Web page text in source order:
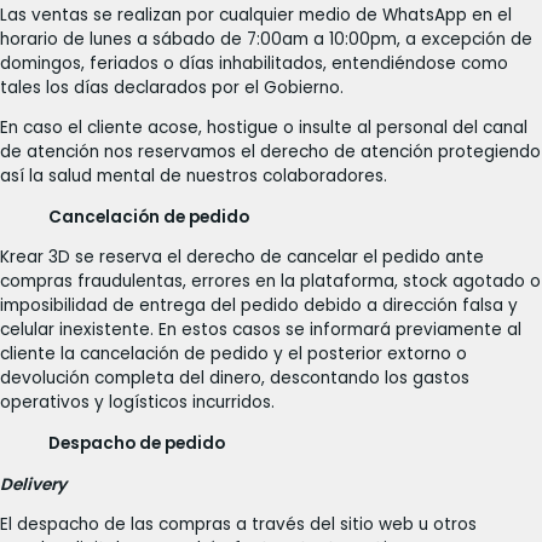
Las ventas se realizan por cualquier medio de WhatsApp en el
horario de lunes a sábado de 7:00am a 10:00pm, a excepción de
domingos, feriados o días inhabilitados, entendiéndose como
tales los días declarados por el Gobierno.
En caso el cliente acose, hostigue o insulte al personal del canal
de atención nos reservamos el derecho de atención protegiendo
así la salud mental de nuestros colaboradores.
Cancelación de pedido
Krear 3D se reserva el derecho de cancelar el pedido ante
compras fraudulentas, errores en la plataforma, stock agotado o
imposibilidad de entrega del pedido debido a dirección falsa y
celular inexistente. En estos casos se informará previamente al
cliente la cancelación de pedido y el posterior extorno o
devolución completa del dinero, descontando los gastos
operativos y logísticos incurridos.
Despacho de pedido
Delivery
El despacho de las compras a través del sitio web u otros